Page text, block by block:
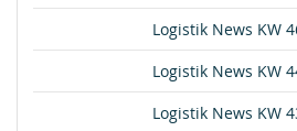
Logistik News KW
Logistik News KW
Logistik News KW